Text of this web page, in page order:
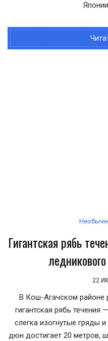
Гигантская рябь
22
В Кош-Агачском районе
гигантская рябь
слегка изогнутые гряды
дюн достигает 20 метров,